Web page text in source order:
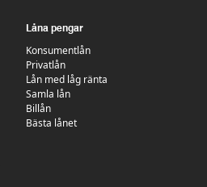
Låna pengar
Konsumentlån
Privatlån
Lån med låg ränta
Samla lån
Billån
Bästa lånet